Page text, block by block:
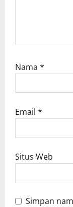
Nama *
Email *
Situs Web
Simpan